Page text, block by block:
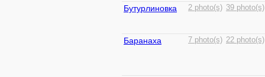
Бутурлиновка 2 photo(s) 39 photo(s)
Баранаха 7 photo(s) 22 photo(s)